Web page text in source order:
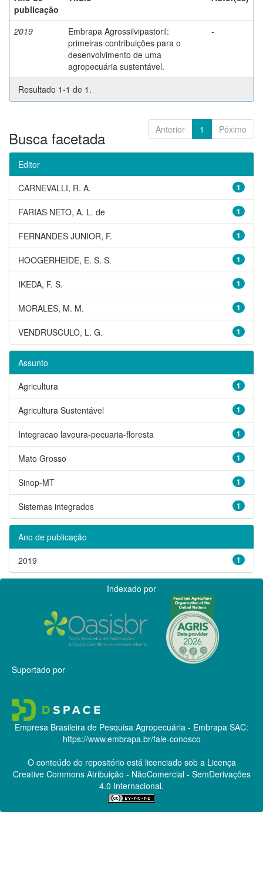
publicação
2019
Embrapa Agrossilvipastoril:
primeiras contribuições para o
desenvolvimento de uma
agropecuária sustentável.
-
Resultado 1-1 de 1.
Anterior 1 Póximo
Busca facetada
Editor
1
CARNEVALLI, R. A.
1
FARIAS NETO, A. L. de
1
FERNANDES JUNIOR, F.
1
HOOGERHEIDE, E. S. S.
1
IKEDA, F. S.
1
MORALES, M. M.
1
VENDRUSCULO, L. G.
Assunto
1
Agricultura
1
Agricultura Sustentável
1
Integracao lavoura-pecuaria-floresta
1
Mato Grosso
1
Sinop-MT
1
Sistemas integrados
Ano de publicação
1
2019
Indexado por
Suportado por
Empresa Brasileira de Pesquisa Agropecuária - Embrapa SAC:
https://www.embrapa.br/fale-conosco
O conteúdo do repositório está licenciado sob a Licença
Creative CommonsAtribuição - NãoComercial - SemDerivações
4.0 Internacional.